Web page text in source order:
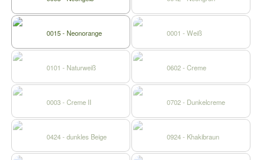
0015 - Neonorange 0001 - Weiß
0101 - Naturweiß 0602 - Creme
0003 - Creme II 0702 - Dunkelcreme
0424 - dunkles Beige 0924 - Khakibraun